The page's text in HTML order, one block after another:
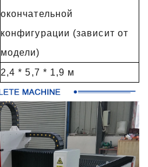
окончательной
конфигурации (зависит от
модели)
2,4 * 5,7 * 1,9 м